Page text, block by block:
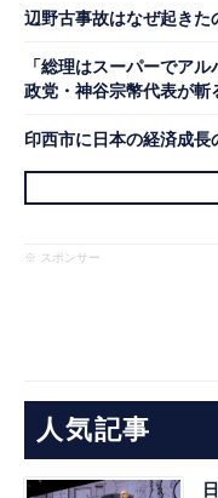
辺野古事故はなぜ起きた
「総理はスーパーでア
政党・神谷宗幣代表が
印西市に日本の経済成長
※ スポンサー
人気記事